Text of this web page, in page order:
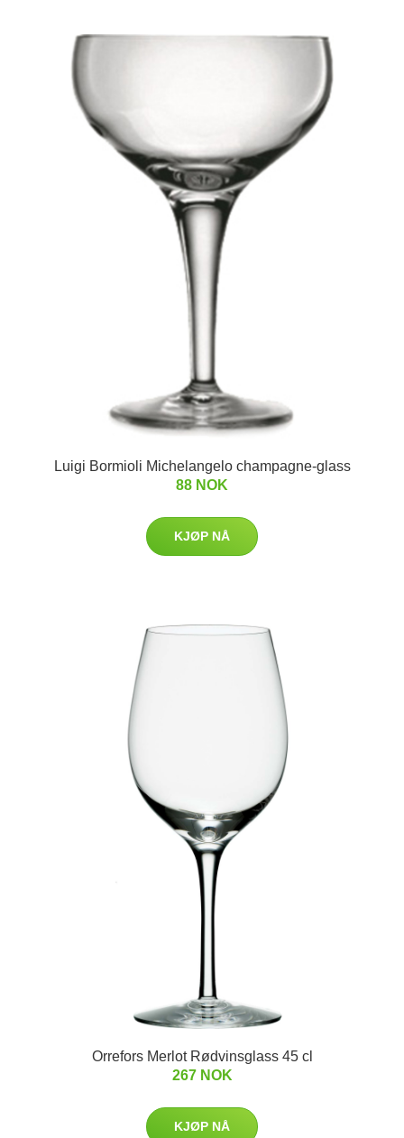
Luigi Bormioli Michelangelo champagne-glass
88 NOK
KJØP NÅ
Orrefors Merlot Rødvinsglass 45 cl
267 NOK
KJØP NÅ